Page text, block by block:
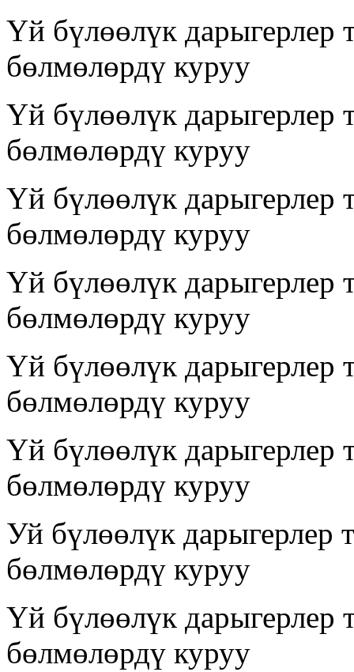
Үй бүлөөлүк дарыгерлер
бөлмөлөрдү куруу
Үй бүлөөлүк дарыгерлер
бөлмөлөрдү куруу
Үй бүлөөлүк дарыгерлер
бөлмөлөрдү куруу
Үй бүлөөлүк дарыгерлер
бөлмөлөрдү куруу
Үй бүлөөлүк дарыгерлер
бөлмөлөрдү куруу
Үй бүлөөлүк дарыгерлер
бөлмөлөрдү куруу
Уй бүлөөлүк дарыгерлер
бөлмөлөрдү куруу
Үй бүлөөлүк дарыгерлер
бөлмөлөрдү куруу